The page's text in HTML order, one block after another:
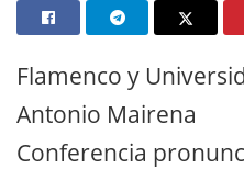
Flamenco y
Antonio Mairena
Conferencia